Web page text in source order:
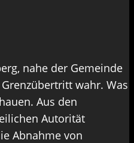
nahe der Gemeinde
wahr. Was
Aus den
Autorität
Abnahme von